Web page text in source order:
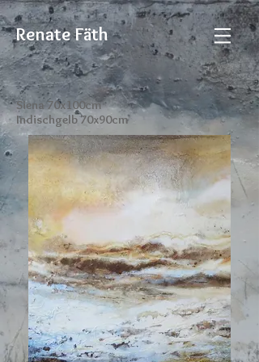
Renate Fäth
Siena 70x100cm
Indischgelb 70x90cm